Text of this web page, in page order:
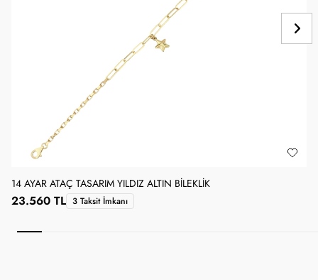
14 AYAR ATAÇ TASARIM YILDIZ ALTIN BILEKLIK
23.560 TL 3 Taksit İmkanı